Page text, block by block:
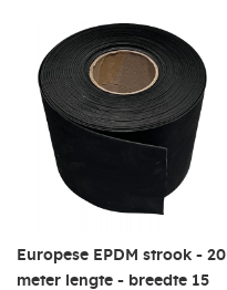
Europese EPDM strook - 20
meter lengte - breedte 15